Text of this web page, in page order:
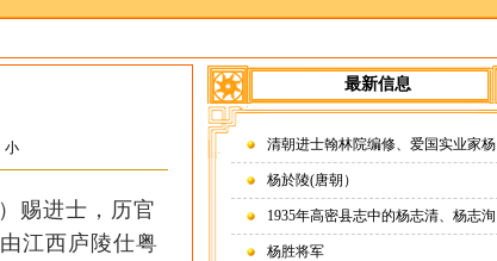
小
赐进士，历官
江西庐陵仕粤
最新信息
清朝进士翰林院编修、爱国实业家杨
杨於陵(唐朝）
1935年高密县志中的杨志清、杨志洵
杨胜将军